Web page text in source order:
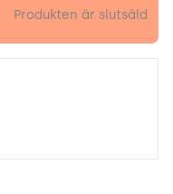
Produkten är slutsåld